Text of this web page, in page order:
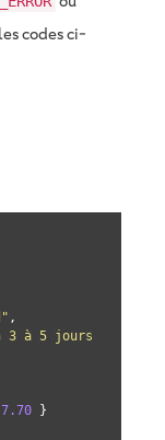
codes ci-
,
3 à 5 jours
7.70 }